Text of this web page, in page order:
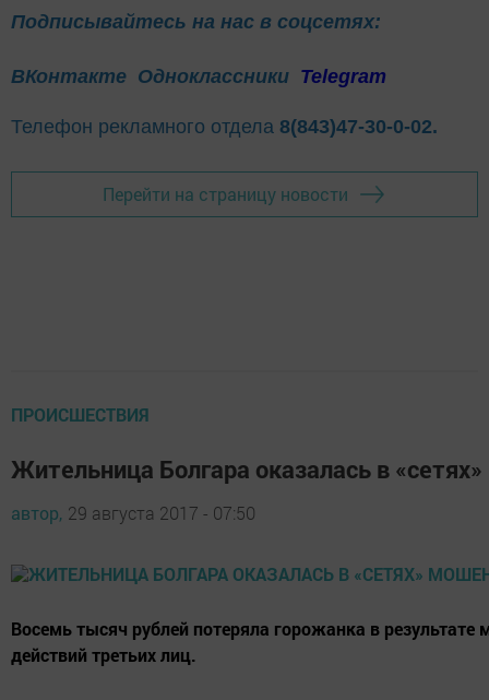
Подписывайтесь на нас в соцсетях:
ВКонтакте Одноклассники Telegram
Телефон рекламного отдела 8(843)47-30-0-02.
Перейти на страницу новости
ПРОИСШЕСТВИЯ
Жительница Болгара оказалась в
автор, 29 августа 2017 - 07:50
Восемь тысяч рублей потеряла горожанка в результате
действий третьих лиц.